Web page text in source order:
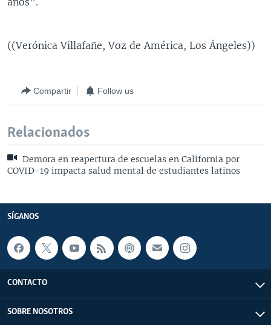
((Verónica Villafañe, Voz de América, Los Ángeles))
Compartir Follow us
Relacionados
Demora en reapertura de escuelas en California por
COVID-19 impacta salud mental de estudiantes latinos
SÍGANOS
CONTACTO
SOBRE NOSOTROS